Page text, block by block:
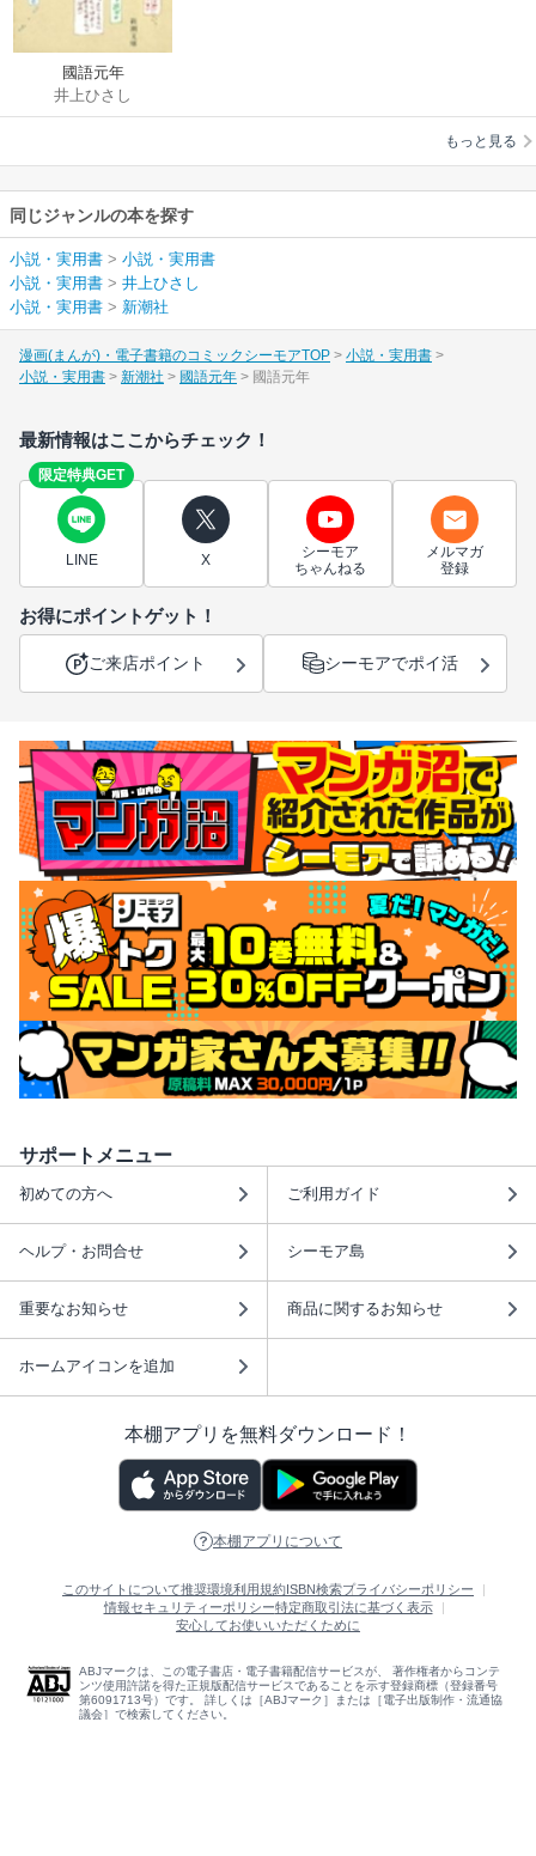
國語元年
井上ひさし
もっと見る
同じジャンルの本を探す
小説・実用書 > 小説・実用書
小説・実用書 > 井上ひさし
小説・実用書 > 新潮社
漫画(まんが)・電子書籍のコミックシーモアTOP
小説・実用書
小説・実用書
新潮社 國語元年 國語元年
最新情報はここからチェック！
限定特典GET
LINE X
シーモア
ちゃんねる
メルマガ
登録
お得にポイントゲット！
ご来店ポイント シーモアでポイ活
サポートメニュー
初めての方へ ご利用ガイド
ヘルプ・お問合せ シーモア島
重要なお知らせ 商品に関するお知らせ
ホームアイコンを追加
本棚アプリを無料ダウンロード！
本棚アプリについて
このサイトについて推奨環境利用規約ISBN検索プライバシーポリシー
情報セキュリティーポリシー特定商取引法に基づく表示
安心してお使いいただくために
ABJマークは、この電子書店・電子書籍配信サービスが、 著作権者からコンテ
ンツ使用許諾を得た正規版配信サービスであることを示す登録商標（登録番号
第6091713号）です。 詳しくは［ABJマーク］または［電子出版制作・流通協
議会］で検索してください。